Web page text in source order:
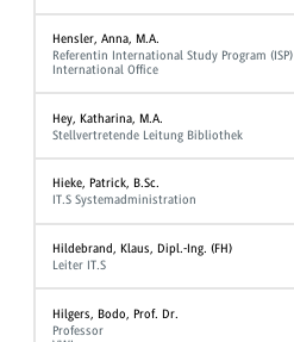
Hensler, Anna, M.A.
Referentin International Study Program (ISP)
International Office
Hey, Katharina, M.A.
Stellvertretende Leitung Bibliothek
Hieke, Patrick, B.Sc.
IT.S Systemadministration
Hildebrand, Klaus, Dipl.-Ing. (FH)
Leiter IT.S
Hilgers, Bodo, Prof. Dr.
Professor